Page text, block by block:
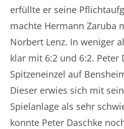
erfüllte er seine
machte Hermann Zaruba
Norbert Lenz. In weniger
klar mit 6:2 und 6:2.
Spitzeneinzel auf
Dieser erwies sich mit
Spielanlage als sehr
konnte Peter Daschke